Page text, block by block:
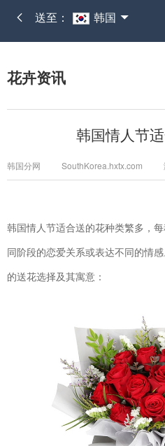
送至： 韩国
花卉资讯
韩国情人节
韩国分网 SouthKorea.hxtx.com 浏
韩国情人节适合送的花种类繁多，
同阶段的恋爱关系或表达不同的情
的送花选择及其寓意：